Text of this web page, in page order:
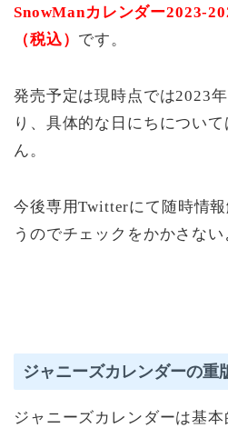
SnowManカレンダー2023-
（税込） です。
発売予定は現時点では2023
り、具体的な日にちについ
ん。
今後専用Twitterにて随時情
うのでチェックをかかさない
ジャニーズカレンダーの重
ジャニーズカレンダーは基本